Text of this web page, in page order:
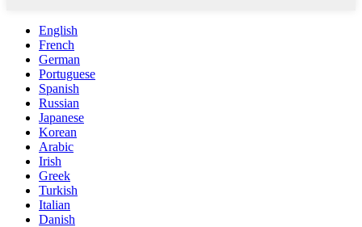
English
French
German
Portuguese
Spanish
Russian
Japanese
Korean
Arabic
Irish
Greek
Turkish
Italian
Danish